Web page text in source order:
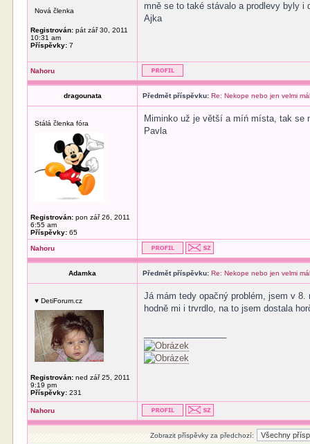
Nová členka
Registrován: pát zář 30, 2011
10:31 am
Příspěvky: 7
mně se to také stávalo a prodlevy byly i
Ajka
Nahoru
dragounata Předmět příspěvku: Re: Nekope nebo jen velmi
Stálá členka fóra
Registrován: pon zář 26, 2011
6:55 am
Příspěvky: 65
Miminko už je větší a míń místa, tak se
Pavla
Nahoru
Adamka Předmět příspěvku: Re: Nekope nebo jen velmi
♥ DetiForum.cz
Registrován: ned zář 25, 2011
9:19 pm
Příspěvky: 231
Já mám tedy opačný problém, jsem v
hodně mi i trvrdlo, na to jsem dostala
Nahoru
Zobrazit příspěvky za předchozí: